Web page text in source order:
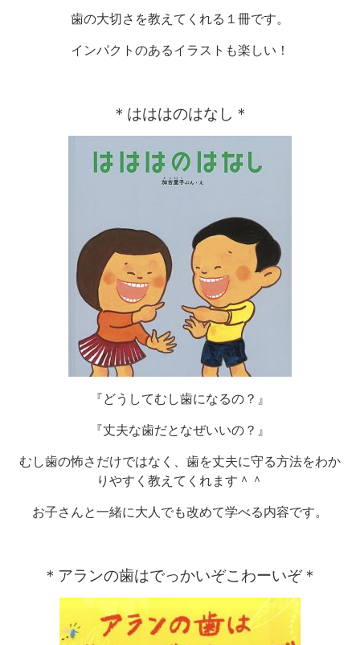
歯の大切さを教えてくれる１冊です。
インパクトのあるイラストも楽しい！
＊はははのはなし＊
『どうしてむし歯になるの？』
『丈夫な歯だとなぜいいの？』
むし歯の怖さだけではなく、歯を丈夫に守る方法をわか
りやすく教えてくれます＾＾
お子さんと一緒に大人でも改めて学べる内容です。
＊アランの歯はでっかいぞこわーいぞ＊